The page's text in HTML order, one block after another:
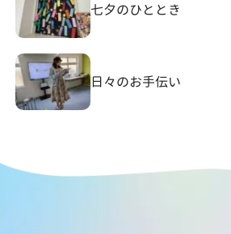
七夕のひととき
日々のお手伝い